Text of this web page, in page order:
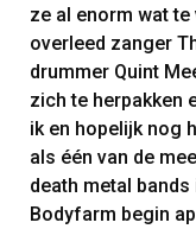
ze al enorm wat te
overleed zanger
drummer Quint
zich te herpakken
ik en hopelijk nog
als één van de
death metal
Bodyfarm begin